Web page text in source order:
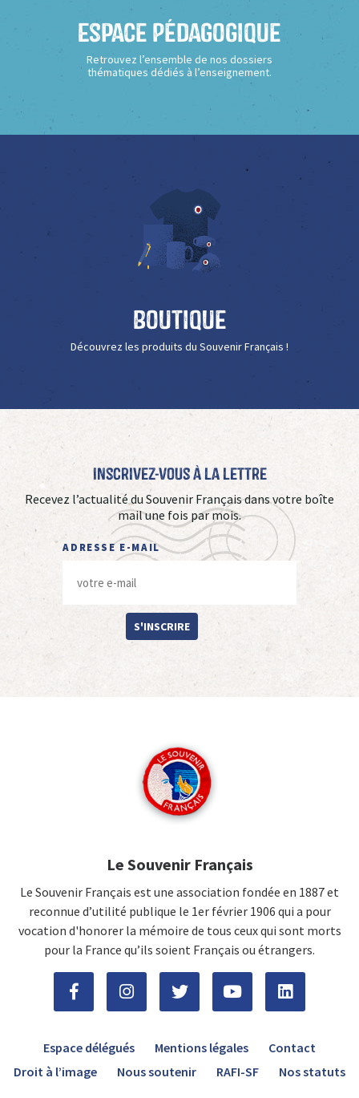
Espace Pédagogique
Retrouvez l’ensemble de nos dossiers
thématiques dédiés à l’enseignement.
Boutique
Découvrez les produits du Souvenir Français !
Inscrivez-vous à La Lettre
Recevez l’actualité du Souvenir Français dans votre boîte
mail une fois par mois.
ADRESSE E-MAIL
S'INSCRIRE
Le Souvenir Français
Le Souvenir Français est une association fondée en 1887 et
reconnue d’utilité publique le 1er février 1906 qui a pour
vocation d'honorer la mémoire de tous ceux qui sont morts
pour la France qu’ils soient Français ou étrangers.
Espace délégués Mentions légales
Contact
Droit à l’image
Nous soutenir RAFI-SF Nos statuts